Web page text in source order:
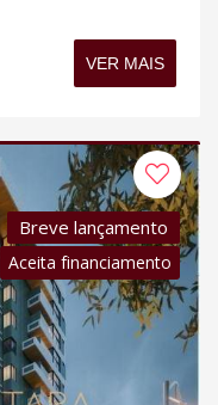
VER MAIS
Breve lançamento
Aceita financiamento